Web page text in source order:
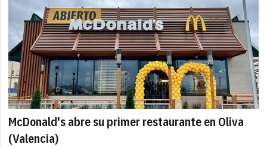
McDonald's abre su primer restaurante en Oliva
(Valencia)